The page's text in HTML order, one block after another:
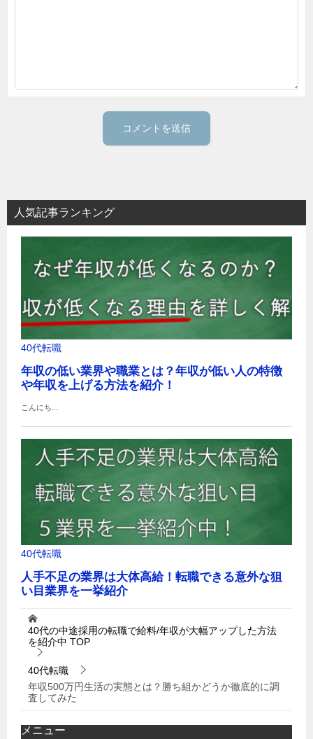
人気記事ランキング
40代の中途採用の転職で給料/年収が大幅アップした方法
を紹介中 TOP
40代転職
年収500万円生活の実態とは？勝ち組かどうか徹底的に調
査してみた
メニュー